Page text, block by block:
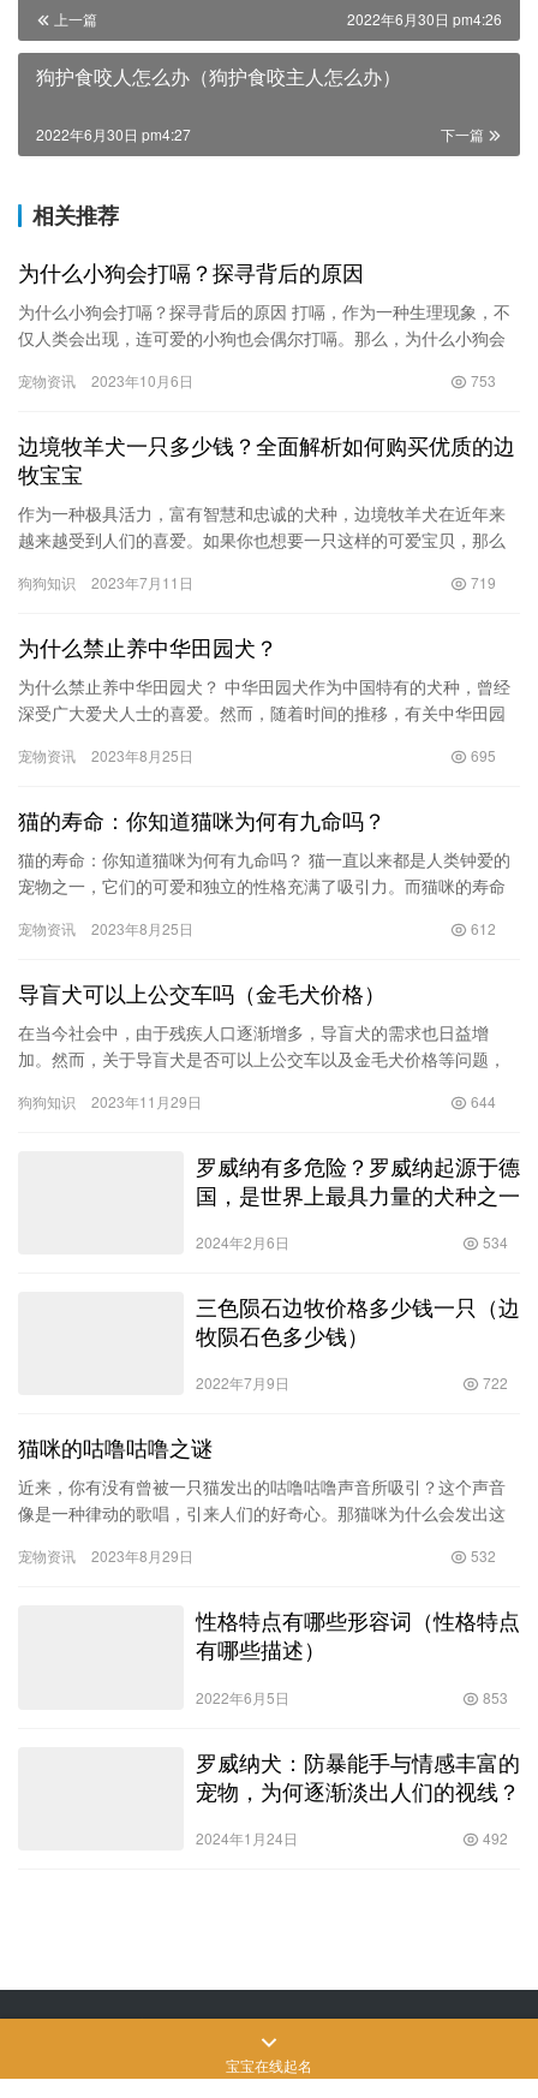
上一篇 2022年6月30日 pm4:26
狗护食咬人怎么办（狗护食咬主人怎么办）
下一篇
2022年6月30日 pm4:27
相关推荐
为什么小狗会打嗝？探寻背后的原因
为什么小狗会打嗝？探寻背后的原因 打嗝，作为一种生理现象，不
仅人类会出现，连可爱的小狗也会偶尔打嗝。那么，为什么小狗会
和照…
宠物资讯 2023年10月6日 753
边境牧羊犬一只多少钱？全面解析如何购买优质的边
牧宝宝
作为一种极具活力，富有智慧和忠诚的犬种，边境牧羊犬在近年来
越来越受到人们的喜爱。如果你也想要一只这样的可爱宝贝，那么
境牧羊…
狗狗知识 2023年7月11日 719
为什么禁止养中华田园犬？
为什么禁止养中华田园犬？ 中华田园犬作为中国特有的犬种，曾经
深受广大爱犬人士的喜爱。然而，随着时间的推移，有关中华田园
园犬…
宠物资讯 2023年8月25日 695
猫的寿命：你知道猫咪为何有九命吗？
猫的寿命：你知道猫咪为何有九命吗？ 猫一直以来都是人类钟爱的
宠物之一，它们的可爱和独立的性格充满了吸引力。而猫咪的寿命
猫的…
宠物资讯 2023年8月25日 612
导盲犬可以上公交车吗（金毛犬价格）
在当今社会中，由于残疾人口逐渐增多，导盲犬的需求也日益增
加。然而，关于导盲犬是否可以上公交车以及金毛犬价格等问题，
提供一些…
狗狗知识 2023年11月29日 644
罗威纳有多危险？罗威纳起源于德
国，是世界上最具力量的犬种之一
2024年2月6日 534
三色陨石边牧价格多少钱一只（边
牧陨石色多少钱）
2022年7月9日 722
猫咪的咕噜咕噜之谜
近来，你有没有曾被一只猫发出的咕噜咕噜声音所吸引？这个声音
像是一种律动的歌唱，引来人们的好奇心。那猫咪为什么会发出这
一同揭…
宠物资讯 2023年8月29日 532
性格特点有哪些形容词（性格特点
有哪些描述）
2022年6月5日 853
罗威纳犬：防暴能手与情感丰富的
宠物，为何逐渐淡出人们的视线？
2024年1月24日 492
Copyright © 飒飒宠物生活 版权所有SiteMap网站地图苏ICP备2022024906
号-3
宝宝在线起名